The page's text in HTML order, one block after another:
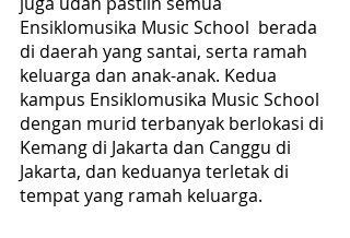
Ensiklomusika Music School  berada
di daerah yang santai, serta ramah
keluarga dan anak-anak. Kedua
kampus Ensiklomusika Music School
dengan murid terbanyak berlokasi di
Kemang di Jakarta dan Canggu di
Jakarta, dan keduanya terletak di
tempat yang ramah keluarga.